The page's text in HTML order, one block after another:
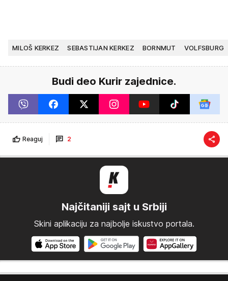
MILOŠ KERKEZ SEBASTIJAN KERKEZ BORNMUT VOLFSBURG
Budi deo Kurir zajednice.
Reaguj 2
Najčitaniji sajt u Srbiji
Skini aplikaciju za najbolje iskustvo portala.